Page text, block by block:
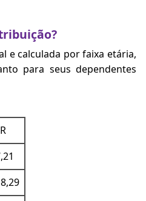
e calculada por faixa etária,
para seus dependentes